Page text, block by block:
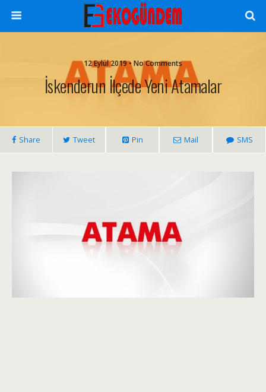
12 Eylül 2019 • No Comments
İskenderun İlçede Yeni Atamalar
Share Tweet Pin Mail SMS